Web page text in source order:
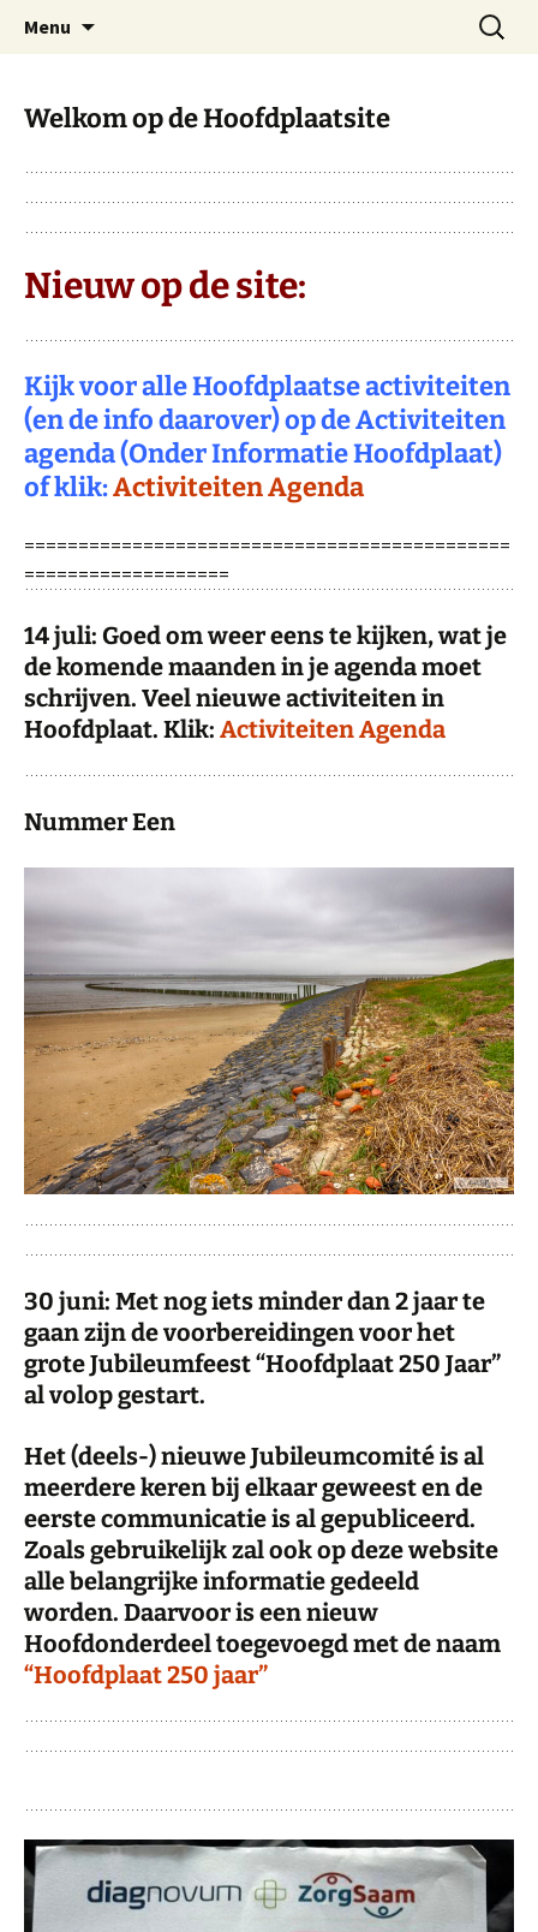
Hoofdplaat.com
Dorp achter de dijk
Menu
Zoeken
naar:
Welkom op de Hoofdplaatsite
Nieuw op de site:
Kijk voor alle Hoofdplaatse activiteiten
(en de info daarover) op de Activiteiten
agenda (Onder Informatie Hoofdplaat)
of klik:Activiteiten Agenda
=============================================
===================
14 juli: Goed om weer eens te kijken, wat je
de komende maanden in je agenda moet
schrijven. Veel nieuwe activiteiten in
Hoofdplaat. Klik: Activiteiten Agenda
Nummer Een
30 juni: Met nog iets minder dan 2 jaar te
gaan zijn de voorbereidingen voor het
grote Jubileumfeest “Hoofdplaat 250 Jaar”
al volop gestart.
Het (deels-) nieuwe Jubileumcomité is al
meerdere keren bij elkaar geweest en de
eerste communicatie is al gepubliceerd.
Zoals gebruikelijk zal ook op deze website
alle belangrijke informatie gedeeld
worden. Daarvoor is een nieuw
Hoofdonderdeel toegevoegd met de naam
“Hoofdplaat 250 jaar”